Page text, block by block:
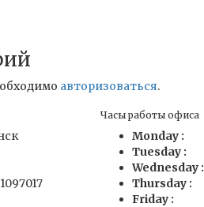
авторизоваться.
Часы работы офиса
Monday :
Tuesday :
Wednesday :
Thursday :
Friday :